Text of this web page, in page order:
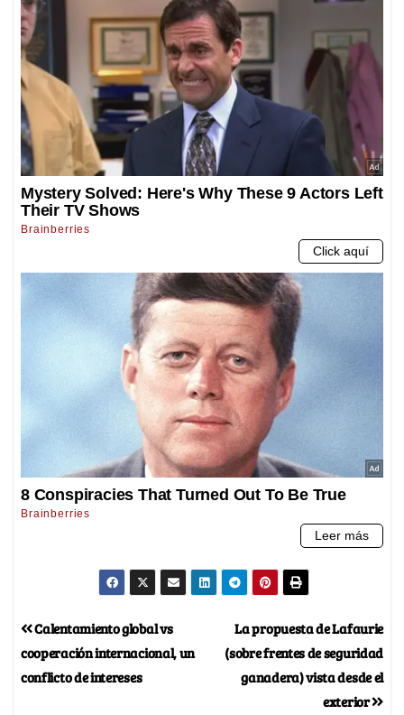
La propuesta de Lafaurie
(sobre frentes de seguridad
ganadera) vista desde el
exterior
Calentamiento global vs
cooperación internacional, un
conflicto de intereses